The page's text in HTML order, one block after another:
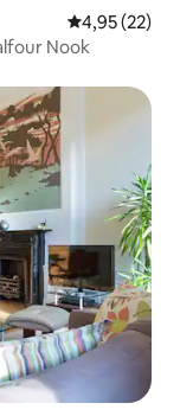
Средна
4,95 (22)
Nook